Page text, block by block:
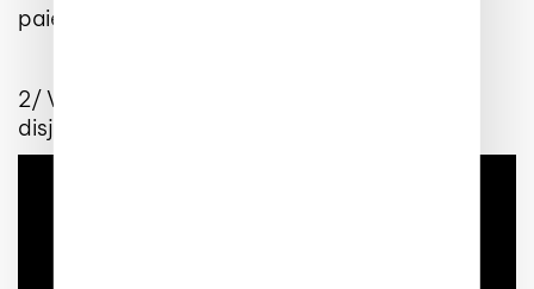
paiement des factures.
2/ Vérifier le bon fonctionnement de votre
disjoncteur et des fusibles.